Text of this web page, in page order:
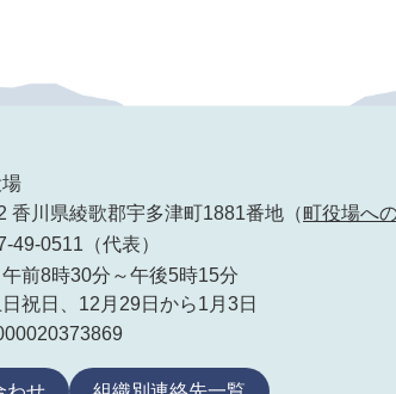
香川県綾歌郡宇多津町1881番地（町役場へ
49-0511（代表）
前8時30分～午後5時15分
祝日、12月29日から1月3日